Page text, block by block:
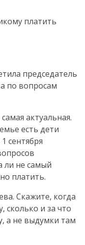
председатель
по вопросам
актуальная.
есть дети
сентября
ли не самый
платить.
Скажите, когда
сколько и за что
а не выдумки там